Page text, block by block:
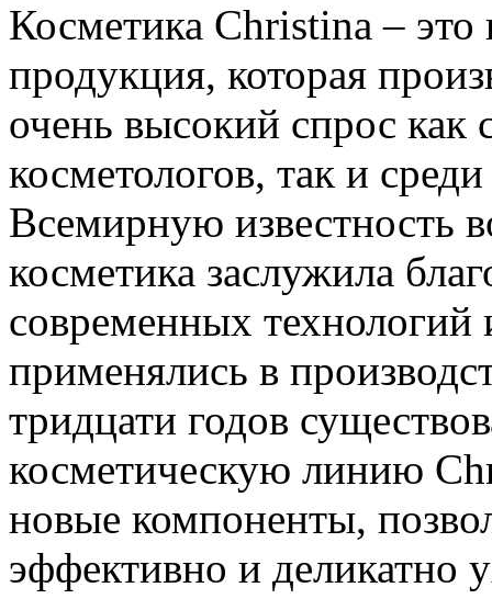
Косметика Christina – это
продукция, которая
очень высокий спрос как
косметологов, так и
Всемирную известность
косметика заслужила
современных технологий
применялись в
тридцати годов
косметическую линию
новые компоненты,
эффективно и деликатно